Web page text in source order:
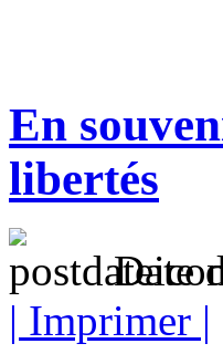
En
libertés
Date
| Imprimer |